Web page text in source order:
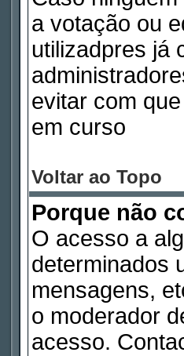
a votação ou
utilizadpres já
evitar com
em curso
Voltar ao Topo
Porque não
O acesso a
determinados
mensagens,
o moderador
acesso.